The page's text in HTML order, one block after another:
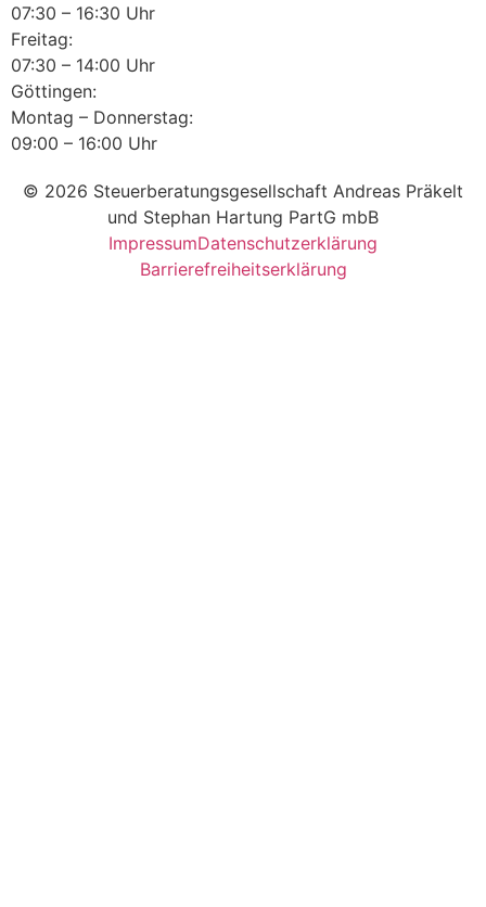
07:30 – 16:30 Uhr
Freitag:
07:30 – 14:00 Uhr
Göttingen:
Montag – Donnerstag:
09:00 – 16:00 Uhr
© 2026 Steuerberatungsgesellschaft Andreas Präkelt
und Stephan Hartung PartG mbB
ImpressumDatenschutzerklärung
Barrierefreiheitserklärung